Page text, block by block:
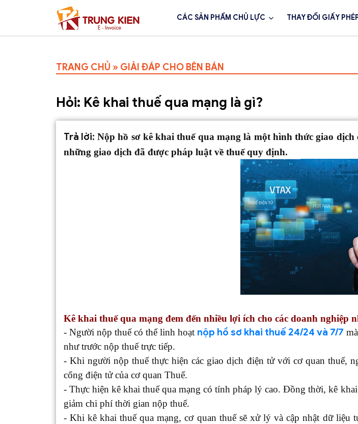
CÁC SẢN PHẨM CHỦ LỰC THAY ĐỔI GIẤY
TRANG CHỦ » GIẢI ĐÁP CHO BÊN BÁN
Hỏi: Kê khai thuế qua mạng là gì?
Trả lời: Nộp hồ sơ kê khai thuế qua mạng là một hình thức giao
những giao dịch đã được pháp luật về thuế quy định.
Kê khai thuế qua mạng đem đến nhiều lợi ích cho các doanh nghiệp
- Người nộp thuế có thể linh hoạt nộp hồ sơ khai thuế 24/24 và 7/7
như trước nộp thuế trực tiếp.
- Khi người nộp thuế thực hiện các giao dịch điện tử với cơ quan thuế,
cổng điện tử của cơ quan Thuế.
- Thực hiện kê khai thuế qua mạng có tính pháp lý cao. Đồng thời, kê
giảm chi phí thời gian nộp thuế.
- Khi kê khai thuế qua mạng, cơ quan thuế sẽ xử lý và cập nhật dữ liệu